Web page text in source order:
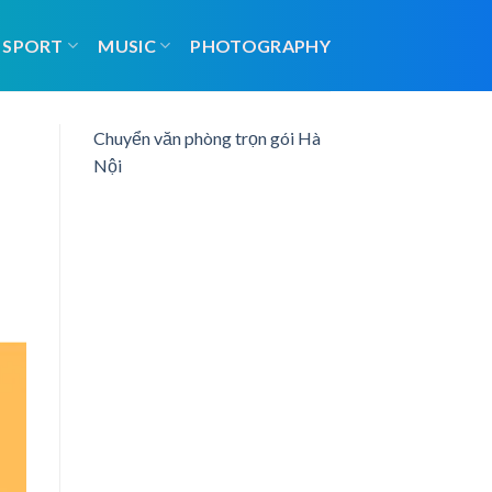
SPORT MUSIC PHOTOGRAPHY
Chuyển văn phòng trọn gói Hà
Nội